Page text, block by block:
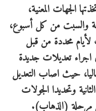
الجهات المعنية،
والسبت من كل أسبوع،
محددة من قبل
اجراء تعديلات جديدة
حيث اصاب التعديل
وتحديدا الجولات
مرحلة (الذهاب).